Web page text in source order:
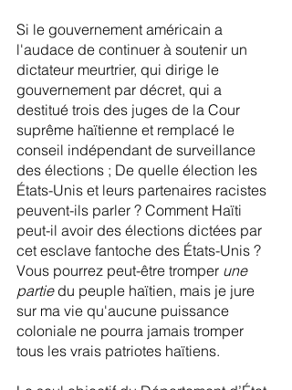
Si le gouvernement américain a
l'audace de continuer à soutenir un
dictateur meurtrier, qui dirige le
gouvernement par décret, qui a
destitué trois des juges de la Cour
suprême haïtienne et remplacé le
conseil indépendant de surveillance
des élections ; De quelle élection les
États-Unis et leurs partenaires racistes
peuvent-ils parler ? Comment Haïti
peut-il avoir des élections dictées par
cet esclave fantoche des États-Unis ?
Vous pourrez peut-être tromper une
partie du peuple haïtien, mais je jure
sur ma vie qu'aucune puissance
coloniale ne pourra jamais tromper
tous les vrais patriotes haïtiens.